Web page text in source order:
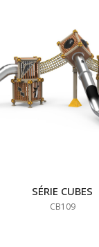
SÉRIE CUBES
CB109